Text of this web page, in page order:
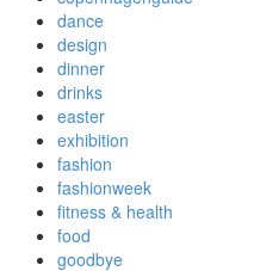
dance
design
dinner
drinks
easter
exhibition
fashion
fashionweek
fitness & health
food
goodbye